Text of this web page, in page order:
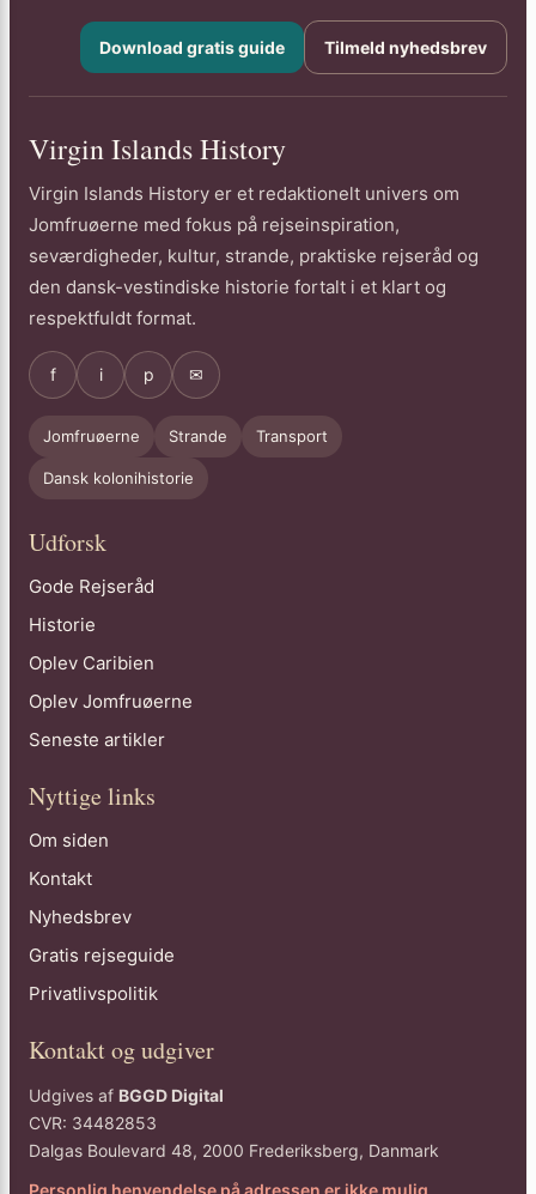
Download gratis guide Tilmeld nyhedsbrev
Virgin Islands History
Virgin Islands History er et redaktionelt univers om
Jomfruøerne med fokus på rejseinspiration,
seværdigheder, kultur, strande, praktiske rejseråd og
den dansk-vestindiske historie fortalt i et klart og
respektfuldt format.
f i p ✉
Jomfruøerne Strande Transport
Dansk kolonihistorie
Udforsk
Gode Rejseråd
Historie
Oplev Caribien
Oplev Jomfruøerne
Seneste artikler
Nyttige links
Om siden
Kontakt
Nyhedsbrev
Gratis rejseguide
Privatlivspolitik
Kontakt og udgiver
Udgives af BGGD Digital
CVR: 34482853
Dalgas Boulevard 48, 2000 Frederiksberg, Danmark
Personlig henvendelse på adressen er ikke mulig.